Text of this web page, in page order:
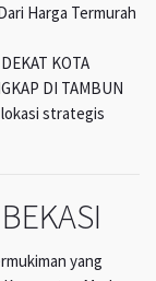
Harga Termurah
KOTA
DI TAMBUN
lokasi strategis
yang